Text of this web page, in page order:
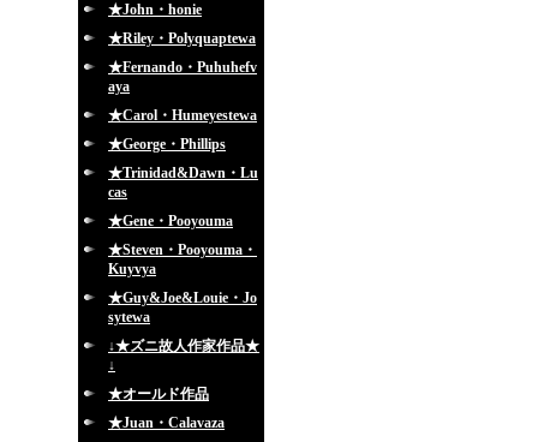
★John・honie
★Riley・Polyquaptewa
★Fernando・Puhuhefv
aya
★Carol・Humeyestewa
★George・Phillips
★Trinidad&Dawn・Lu
cas
★Gene・Pooyouma
★Steven・Pooyouma・
Kuyvya
★Guy&Joe&Louie・Jo
sytewa
↓★ズニ故人作家作品★
↓
★オールド作品
★Juan・Calavaza